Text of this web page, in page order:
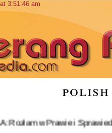
w Prawie i